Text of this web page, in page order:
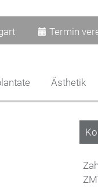
Termin
Ästhetik